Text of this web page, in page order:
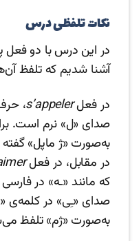
نکات تلفظی درس
در این درس با دو فعل
آشنا شدیم که تلفظ
در فعلs’appeler،
صدای «ل» نرم است.
به‌صورت «ژ ماپل»
در مقابل، در فعل
که مانند «ـه» در
صدای «ـِی» در
به‌صورت «ژم» تلفظ